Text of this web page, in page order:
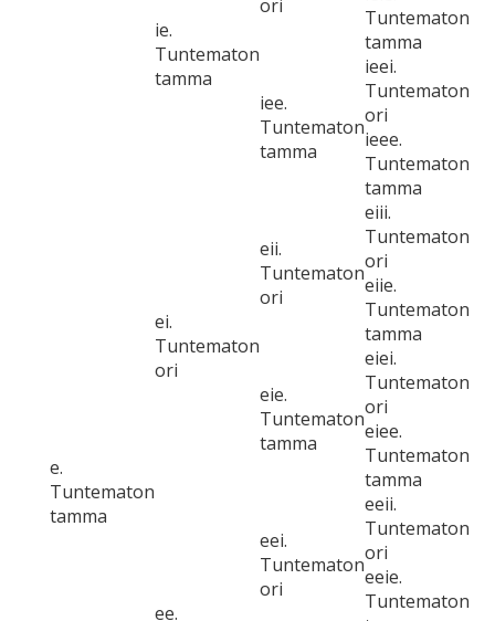
ie.
Tuntematon
tamma
ori
Tuntematon
tamma
iee.
Tuntematon
tamma
ieei.
Tuntematon
ori
ieee.
Tuntematon
tamma
e.
Tuntematon
tamma
ei.
Tuntematon
ori
eii.
Tuntematon
ori
eiii.
Tuntematon
ori
eiie.
Tuntematon
tamma
eie.
Tuntematon
tamma
eiei.
Tuntematon
ori
eiee.
Tuntematon
tamma
ee.
eei.
Tuntematon
ori
eeii.
Tuntematon
ori
eeie.
Tuntematon